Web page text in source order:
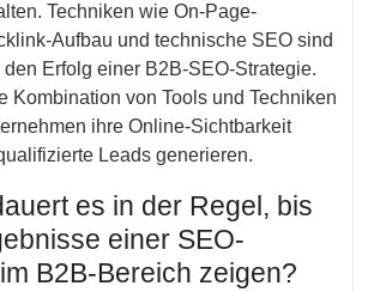
Techniken wie On-Page-
Aufbau und technische SEO sind
Erfolg einer B2B-SEO-Strategie.
Kombination von Tools und Techniken
ihre Online-Sichtbarkeit
Leads generieren.
es in der Regel, bis
einer SEO-
B2B-Bereich zeigen?